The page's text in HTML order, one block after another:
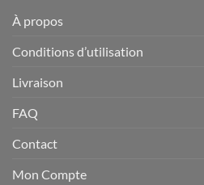
À propos
Conditions d’utilisation
Livraison
FAQ
Contact
Mon Compte